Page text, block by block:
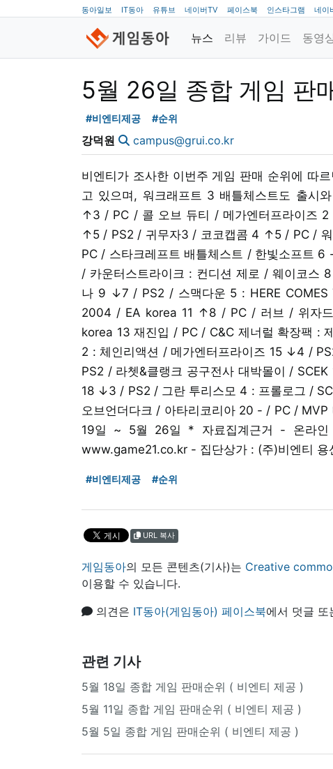
동아일보 IT동아 유튜브 네이버TV 페이스북 인스타그램 네이
뉴스 리뷰 가이드 동영
5월 26일 종합 게임 판
#비엔티제공 #순위
강덕원 campus@grui.co.kr
비엔티가 조사한 이번주 게임 판매 순위에 따
고 있으며, 워크래프트 3 배틀체스트도 출시
↑3 / PC / 콜 오브 듀티 / 메가엔터프라이즈
↑5 / PS2 / 귀무자3 / 코코캡콤 4 ↑5 / PC /
PC / 스타크레프트 배틀체스트 / 한빛소프트
/ 카운터스트라이크 : 컨디션 제로 / 웨이코스
나 9 ↓7 / PS2 / 스맥다운 5 : HERE
2004 / EA korea 11 ↑8 / PC / 러브 / 위자
korea 13 재진입 / PC / C&C 제너럴 확장팩 :
2 : 체인리액션 / 메가엔터프라이즈 15 ↓4 /
PS2 / 라쳇&클랭크 공구전사 대박몰이 /
18 ↓3 / PS2 / 그란 투리스모 4 : 프롤로그 /
오브언더다크 / 아타리코리아 20 - / PC /
19일 ~ 5월 26일 * 자료집계근거 - 온라
www.game21.co.kr - 집단상가 : (주)비엔티 용
#비엔티제공 #순위
URL 복사
게임동아의 모든 콘텐츠(기사)는 Creative
이용할 수 있습니다.
의견은 IT동아(게임동아) 페이스북에서 덧글 또
관련 기사
5월 18일 종합 게임 판매순위 ( 비엔티 제공 )
5월 11일 종합 게임 판매순위 ( 비엔티 제공 )
5월 5일 종합 게임 판매순위 ( 비엔티 제공 )